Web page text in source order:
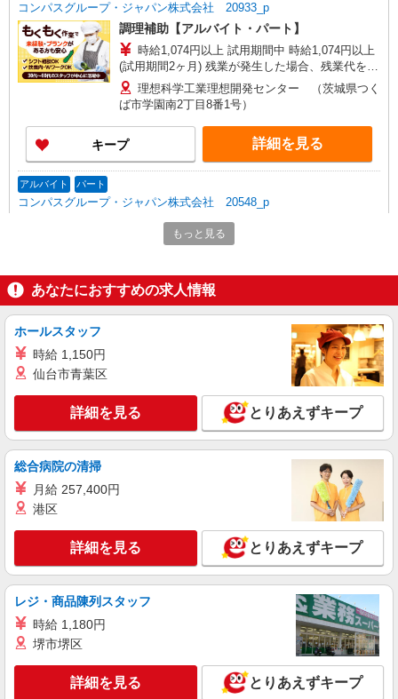
コンパスグループ・ジャパン株式会社 20933_p
調理補助【アルバイト・パート】
時給1,074円以上 試用期間中 時給1,074円以上
(試用期間2ヶ月) 残業が発生した場合、残業代を1
分単位で別途支給します。
理想科学工業理想開発センター （茨城県つく
ば市学園南2丁目8番1号）
キープ 詳細を見る
アルバイト パート
コンパスグループ・ジャパン株式会社 20548_p
調理補助【アルバイト・パート】
時給1,074円以上 試用期間中 時給1,074円以上
分単位で別途支給します。
アステラス製薬カフェテリア （茨城県つくば
市御幸が丘21）
キープ 詳細を見る
アルバイト パート
コンパスグループ・ジャパン株式会社 20548_p
調理師【アルバイト・パート】
時給1,400円以上 試用期間中 時給1,400円以上
アステラス製薬カフェテリア （茨城県つくば
市御幸が丘21）
キープ 詳細を見る
アルバイト パート
コンパスグループ・ジャパン株式会社 21443_p
調理補助【アルバイト・パート】
分単位で別途支給します。
アステラス製薬東光台事業所 （茨城県つくば
市東光台5-2-3）
もっと見る
あなたにおすすめの求人情報
ホールスタッフ
時給 1,150円
仙台市青葉区
詳細を見る とりあえずキープ
総合病院の清掃
月給 257,400円
港区
詳細を見る とりあえずキープ
レジ・商品陳列スタッフ
時給 1,180円
堺市堺区
詳細を見る とりあえずキープ